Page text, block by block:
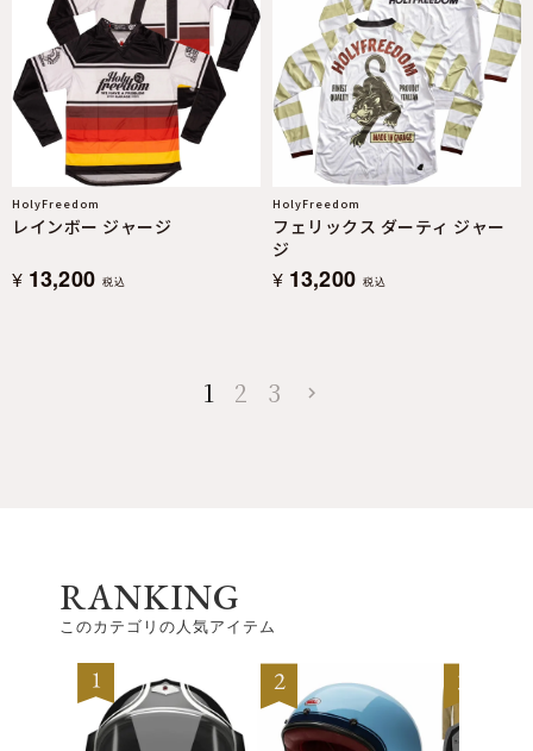
HolyFreedom
レインボー ジャージ
¥ 13,200 税込
HolyFreedom
フェリックス ダーティ ジャー
ジ
¥ 13,200 税込
1 2 3
RANKING
このカテゴリの人気アイテム